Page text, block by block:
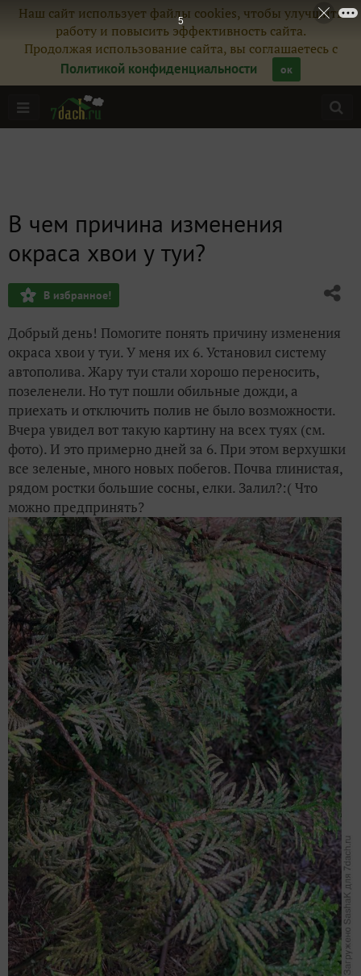
Наш сайт использует файлы cookies, чтобы улучшить
работу и повысить эффективность сайта.
Продолжая использование сайта, вы соглашаетесь с
Политикой конфиденциальности
ок
В чем причина изменения
окраса хвои у туи?
В избранное!
Добрый день! Помогите понять причину изменения
окраса хвои у туи. У меня их 6. Установил систему
автополива. Жару туи стали хорошо переносить,
позеленели. Но тут пошли обильные дожди, а
приехать и отключить полив не было возможности.
Вчера увидел вот такую картину на всех туях (см.
фото). И это примерно дней за 6. При этом верхушки
все зеленые, много новых побегов. Почва глинистая,
рядом ростки большие сосны, елки. Залил?:( Что
можно предпринять?
4